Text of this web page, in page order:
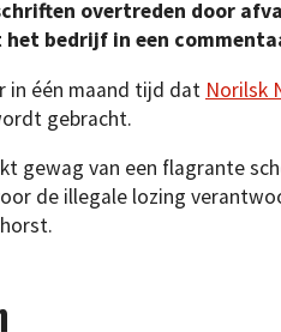
overtreden door
bedrijf in een
in één maand tijd dat Norilsk
gebracht.
gewag van een flagrante
de illegale lozing